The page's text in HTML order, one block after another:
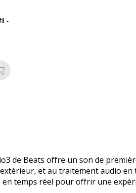
-
Ajouter au panier
de Beats offre un son de
et au traitement audio
temps réel pour offrir une